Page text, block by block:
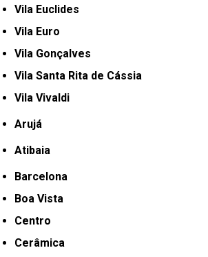
Vila Euclides
Vila Euro
Vila Gonçalves
Vila Santa Rita de Cássia
Vila Vivaldi
Arujá
Atibaia
Barcelona
Boa Vista
Centro
Cerâmica